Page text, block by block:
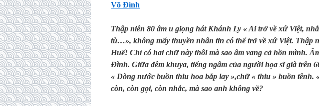
Võ Đình
Thập niên 80 âm u giọng hát Khánh Ly « Ai trở về xứ Việt,
tù…», không mấy thuyền nhân tin có thể trở về xứ Việt. Thập
Huế! Chỉ có hai chữ này thôi mà sao âm vang cả hồn mình.
Đình. Giữa đêm khuya, tiếng ngâm của người họa sĩ già trên
« Dòng nước buồn thiu hoa bắp lay »,chữ « thiu » buồn tênh.
còn, còn gọi, còn nhắc, mà sao anh không về?